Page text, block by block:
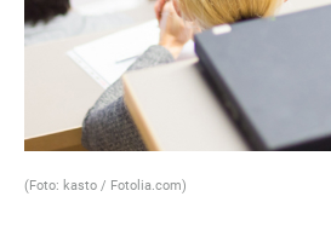
(Foto: kasto / Fotolia.com)